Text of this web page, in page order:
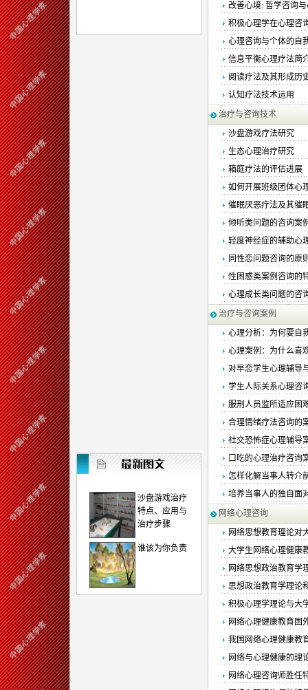
沙盘游戏治疗
特点、应用与
治疗步骤
谁该为你负责
改善心境: 哲学咨询
积极心理学在心理咨
心理咨询与个体的自
信息平衡心理疗法简
阅读疗法及其形成历
认知疗法技术运用
治疗与咨询技术
沙盘游戏疗法研究
生态心理治疗研究
箱庭疗法的评估进展
如何开展班级团体心
催眠厌恶疗法及其催
倾听类问题的咨询案
轻度神经症的辅助心
同性恋问题咨询的原
性困惑类案例咨询的
心理成长类问题的咨
治疗与咨询案例
心理分析：为何要自
心理案例：为什么喜
对早恋学生心理辅导
学生人际关系心理咨
服刑人员监所适应困
合理情绪疗法咨询的
社交恐怖症心理辅导
口吃的心理治疗咨询
怎样化解当事人转介
培养当事人的独自面
网络心理咨询
网络思想教育理论对
大学生网络心理健康
网络思想政治教育学
思想政治教育学理论
积极心理学理论与大
网络心理健康教育国
我国网络心理健康教
网络与心理健康的理
网络心理咨询师胜任